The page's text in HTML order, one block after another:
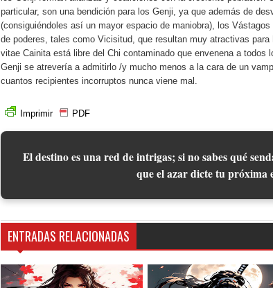
particular, son una bendición para los Genji, ya que además de
(consiguiéndoles así un mayor espacio de maniobra), los
de poderes, tales como Vicisitud, que resultan muy atractivas
vitae Cainita está libre del Chi contaminado que envenena a todos
Genji se atrevería a admitirlo /y mucho menos a la cara de un
cuantos recipientes incorruptos nunca viene mal.
Imprimir PDF
El destino es una red de intrigas; si no sabes qué
que el azar dicte tu próxima
ENTRADAS RELACIONADAS